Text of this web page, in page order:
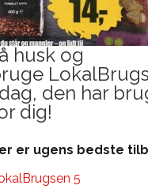
husk og
den har
dig!
er ugens bedste
5